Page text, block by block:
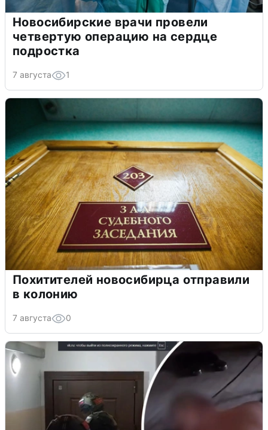
Новосибирские врачи провели
четвертую операцию на сердце
подростка
7 августа 1
Похитителей новосибирца отправили
в колонию
7 августа 0